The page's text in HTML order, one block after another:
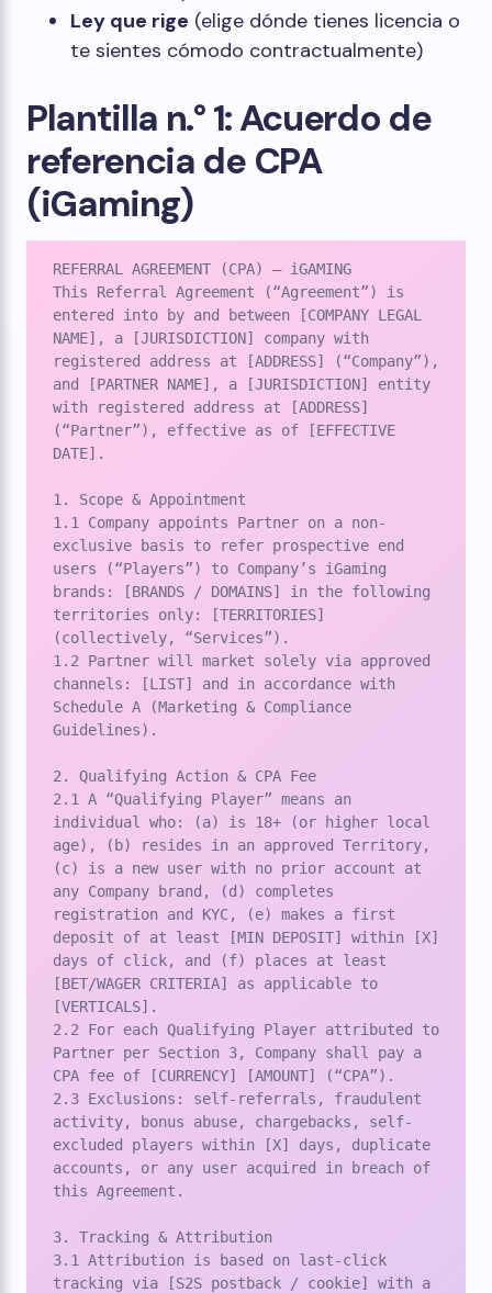
Ley que rige (elige dónde tienes licencia o
te sientes cómodo contractualmente)
Plantilla n.° 1: Acuerdo de
referencia de CPA
(iGaming)
REFERRAL AGREEMENT (CPA) – iGAMING
This Referral Agreement (“Agreement”) is
entered into by and between [COMPANY LEGAL
NAME], a [JURISDICTION] company with
registered address at [ADDRESS] (“Company”),
and [PARTNER NAME], a [JURISDICTION] entity
with registered address at [ADDRESS]
(“Partner”), effective as of [EFFECTIVE
DATE].
1. Scope & Appointment
1.1 Company appoints Partner on a non-
exclusive basis to refer prospective end
users (“Players”) to Company’s iGaming
brands: [BRANDS / DOMAINS] in the following
territories only: [TERRITORIES]
(collectively, “Services”).
1.2 Partner will market solely via approved
channels: [LIST] and in accordance with
Schedule A (Marketing & Compliance
Guidelines).
2. Qualifying Action & CPA Fee
2.1 A “Qualifying Player” means an
individual who: (a) is 18+ (or higher local
age), (b) resides in an approved Territory,
(c) is a new user with no prior account at
any Company brand, (d) completes
registration and KYC, (e) makes a first
deposit of at least [MIN DEPOSIT] within [X]
days of click, and (f) places at least
[BET/WAGER CRITERIA] as applicable to
[VERTICALS].
2.2 For each Qualifying Player attributed to
Partner per Section 3, Company shall pay a
CPA fee of [CURRENCY] [AMOUNT] (“CPA”).
2.3 Exclusions: self-referrals, fraudulent
activity, bonus abuse, chargebacks, self-
excluded players within [X] days, duplicate
accounts, or any user acquired in breach of
this Agreement.
3. Tracking & Attribution
3.1 Attribution is based on last-click
tracking via [S2S postback / cookie] with a